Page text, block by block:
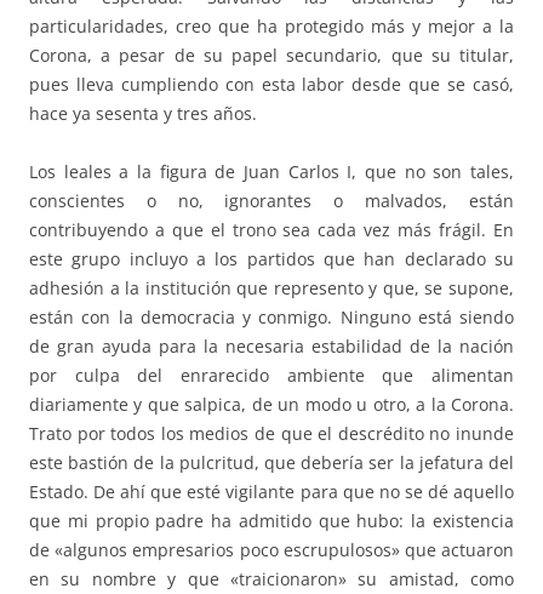
particularidades, creo que ha protegido más y mejor a la
Corona, a pesar de su papel secundario, que su titular,
pues lleva cumpliendo con esta labor desde que se casó,
hace ya sesenta y tres años.
Los leales a la figura de Juan Carlos I, que no son tales,
conscientes o no, ignorantes o malvados, están
contribuyendo a que el trono sea cada vez más frágil. En
este grupo incluyo a los partidos que han declarado su
adhesión a la institución que represento y que, se supone,
están con la democracia y conmigo. Ninguno está siendo
de gran ayuda para la necesaria estabilidad de la nación
por culpa del enrarecido ambiente que alimentan
diariamente y que salpica, de un modo u otro, a la Corona.
Trato por todos los medios de que el descrédito no inunde
este bastión de la pulcritud, que debería ser la jefatura del
Estado. De ahí que esté vigilante para que no se dé aquello
que mi propio padre ha admitido que hubo: la existencia
de «algunos empresarios poco escrupulosos» que actuaron
en su nombre y que «traicionaron» su amistad, como